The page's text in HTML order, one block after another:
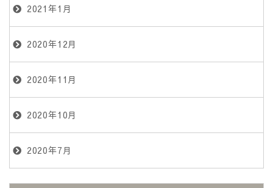
2021年1月
2020年12月
2020年11月
2020年10月
2020年7月